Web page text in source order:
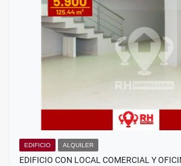
EDIFICIO ALQUILER
EDIFICIO CON LOCAL COMERCIAL Y